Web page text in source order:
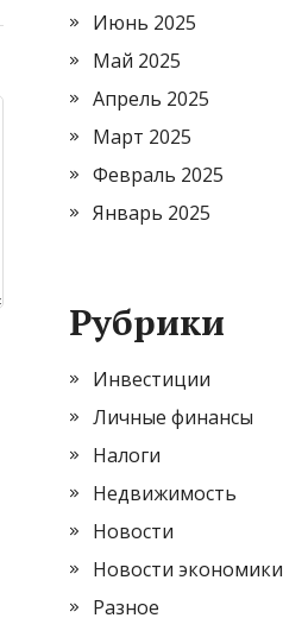
Июнь 2025
Май 2025
Апрель 2025
Март 2025
Февраль 2025
Январь 2025
Рубрики
Инвестиции
Личные финансы
Налоги
Недвижимость
Новости
Новости экономики
Разное